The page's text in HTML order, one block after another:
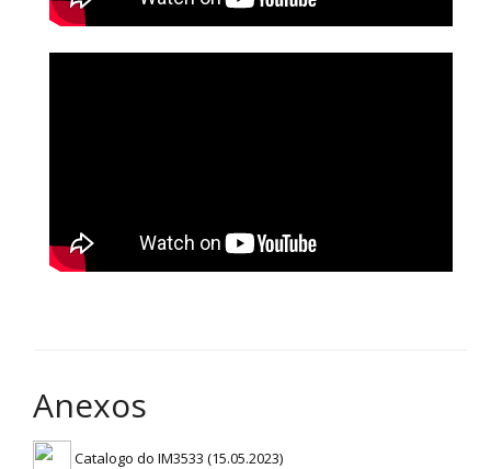
Anexos
Catalogo do IM3533 (15.05.2023)